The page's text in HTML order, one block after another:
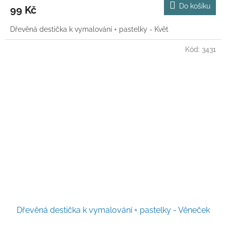
99 Kč Do košíku
Dřevěná destička k vymalování + pastelky - Květ
Dřevěná destička k vymalování + pastelky - Věneček
Kód: 3431